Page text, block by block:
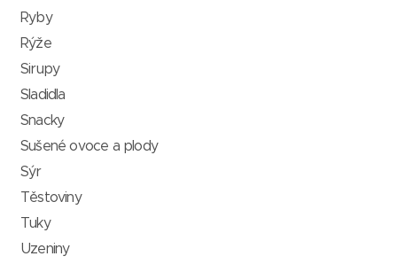
Ryby
Rýže
Sirupy
Sladidla
Snacky
Sušené ovoce a plody
Sýr
Těstoviny
Tuky
Uzeniny